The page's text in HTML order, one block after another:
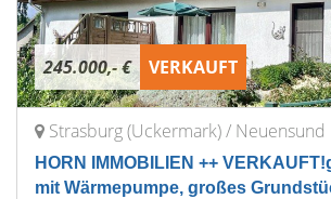
245.000,- € VERKAUFT
Strasburg (Uckermark) / Neuensund
HORN IMMOBILIEN ++
mit Wärmepumpe, großes